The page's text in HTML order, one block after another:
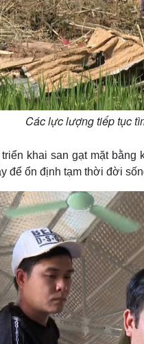
Các lực lượng tiếp tục
khai san gạt mặt
để ổn định tạm thời đời